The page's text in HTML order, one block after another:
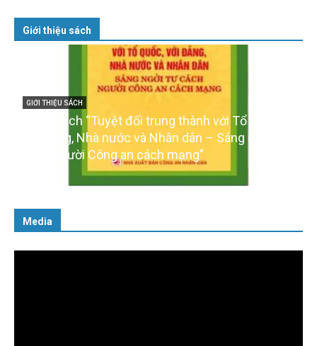
Giới thiệu sách
GIỚI THIỆU SÁCH
Cuốn sách “Tuyệt đối trung thành với Tổ quốc,
với Đảng, Nhà nước và Nhân dân – Sáng ngời tư
cách người Công an cách mạng”
Media